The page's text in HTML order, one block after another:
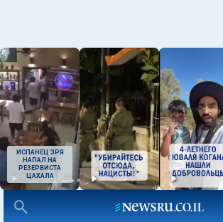
ИСПАНЕЦ ЗРЯ
НАПАЛ НА
РЕЗЕРВИСТА
ЦАХАЛА